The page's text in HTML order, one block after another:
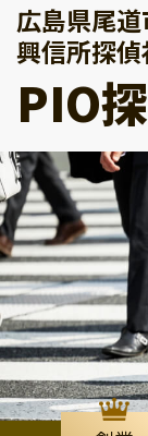
広島県尾道
興信所探偵
PIO